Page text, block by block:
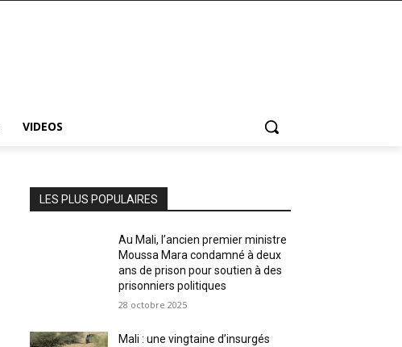
VIDEOS
LES PLUS POPULAIRES
Au Mali, l’ancien premier ministre
Moussa Mara condamné à deux
ans de prison pour soutien à des
prisonniers politiques
28 octobre 2025
Mali : une vingtaine d’insurgés